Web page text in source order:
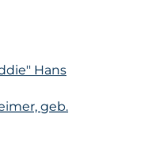
Hans
geb.